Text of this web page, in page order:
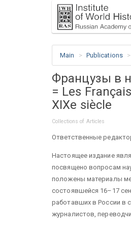
Main Publications
Французы в
= Les
XIXe siècle
Collections of Articles
Ответственные
Настоящее издание
посвящено вопросам
положены материалы
состоявшейся 16–17
работавших в России в
журналистов,